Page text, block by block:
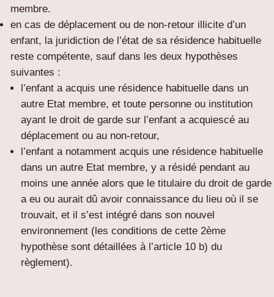
membre.
en cas de déplacement ou de non-retour illicite d’un
enfant, la juridiction de l’état de sa résidence habituelle
reste compétente, sauf dans les deux hypothèses
suivantes :
l’enfant a acquis une résidence habituelle dans un
autre Etat membre, et toute personne ou institution
ayant le droit de garde sur l’enfant a acquiescé au
déplacement ou au non-retour,
l’enfant a notamment acquis une résidence habituelle
dans un autre Etat membre, y a résidé pendant au
moins une année alors que le titulaire du droit de garde
a eu ou aurait dû avoir connaissance du lieu où il se
trouvait, et il s’est intégré dans son nouvel
environnement (les conditions de cette 2ème
hypothèse sont détaillées à l’article 10 b) du
règlement).